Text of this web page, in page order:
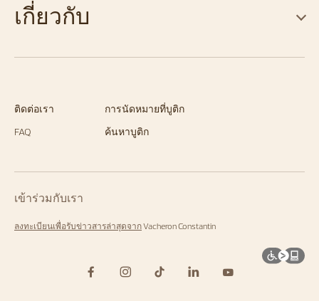
ติดต่อเรา
การนัดหมายที่บูติก
FAQ
ค้นหาบูติก
เข้าร่วมกับเรา
ลงทะเบียนเพื่อรับข่าวสารล่าสุดจากVacheron Constantin
เกี่ยวกับ